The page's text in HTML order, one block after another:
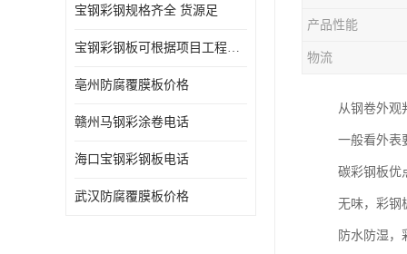
宝钢彩钢规格齐全 货源足
宝钢彩钢板可根据项目工程定制
亳州防腐覆膜板价格
赣州马钢彩涂卷电话
海口宝钢彩钢板电话
武汉防腐覆膜板价格
产品性能
物流
从钢卷外观
一般看外表
碳彩钢板优
无味，彩钢
防水防湿，